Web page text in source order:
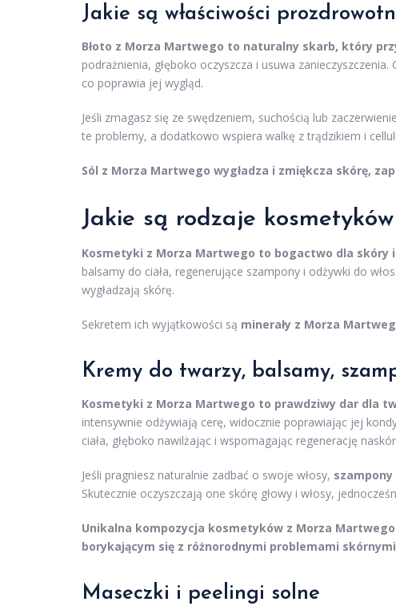
Jakie są właściwości
Błoto z Morza Martwego to naturalny skarb, który
podrażnienia, głęboko oczyszcza i usuwa
co poprawia jej wygląd.
Jeśli zmagasz się ze swędzeniem, suchością lub
te problemy, a dodatkowo wspiera walkę z trądzikiem i
Sól z Morza Martwego wygładza i zmiękcza skórę,
Jakie są rodzaje
Kosmetyki z Morza Martwego to bogactwo dla skóry i
balsamy do ciała, regenerujące szampony i odżywki do
wygładzają skórę.
Sekretem ich wyjątkowości są minerały z Morza
Kremy do twarzy, balsamy,
Kosmetyki z Morza Martwego to prawdziwy dar dla
intensywnie odżywiają cerę, widocznie poprawiając jej
ciała, głęboko nawilżając i wspomagając regenerację
Jeśli pragniesz naturalnie zadbać o swoje włosy,
Skutecznie oczyszczają one skórę głowy i włosy,
Unikalna kompozycja kosmetyków z Morza
borykającym się z różnorodnymi problemami
Maseczki i peelingi solne